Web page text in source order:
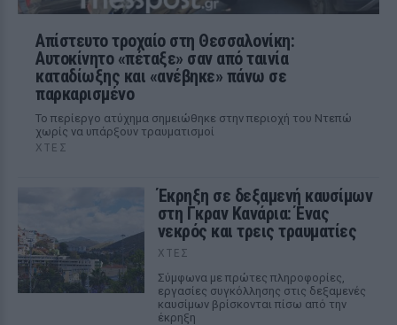
Απίστευτο τροχαίο στη Θεσσαλονίκη:
Αυτοκίνητο «πέταξε» σαν από ταινία
καταδίωξης και «ανέβηκε» πάνω σε
παρκαρισμένο
Το περίεργο ατύχημα σημειώθηκε στην περιοχή του Ντεπώ
χωρίς να υπάρξουν τραυματισμοί
ΧΤΕΣ
Έκρηξη σε δεξαμενή καυσίμων
στη Γκραν Κανάρια: Ένας
νεκρός και τρεις τραυματίες
ΧΤΕΣ
Σύμφωνα με πρώτες πληροφορίες,
εργασίες συγκόλλησης στις δεξαμενές
καυσίμων βρίσκονται πίσω από την
έκρηξη